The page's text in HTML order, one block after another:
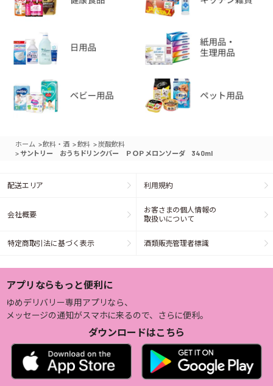
ホーム >飲料・酒 >飲料 > 炭酸飲料
> サントリー おうちドリンクバー ＰＯＰメロンソーダ 340ml
配送エリア 利用規約
会社概要
お客さまの個人情報の
取扱いについて
特定商取引法に基づく表示 酒類販売管理者標識
アプリならもっと便利に
ゆめデリバリー専用アプリなら、
メッセージの通知がスマホに来るので、さらに便利。
ダウンロードはこちら